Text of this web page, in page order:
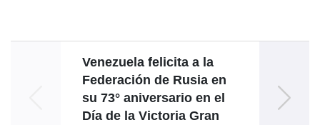
Venezuela felicita a la
Federación de Rusia en
su 73° aniversario en el
Día de la Victoria Gran